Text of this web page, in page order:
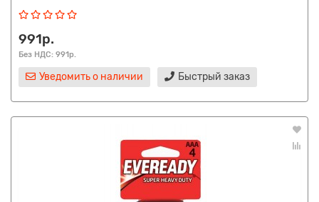
991р.
Без НДС: 991р.
Уведомить о наличии Быстрый заказ